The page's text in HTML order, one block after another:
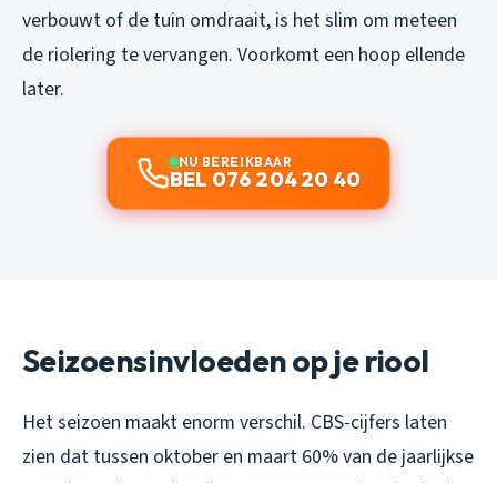
verbouwt of de tuin omdraait, is het slim om meteen
de riolering te vervangen. Voorkomt een hoop ellende
later.
NU BEREIKBAAR
BEL 076 204 20 40
Seizoensinvloeden op je riool
Het seizoen maakt enorm verschil. CBS-cijfers laten
zien dat tussen oktober en maart 60% van de jaarlijkse